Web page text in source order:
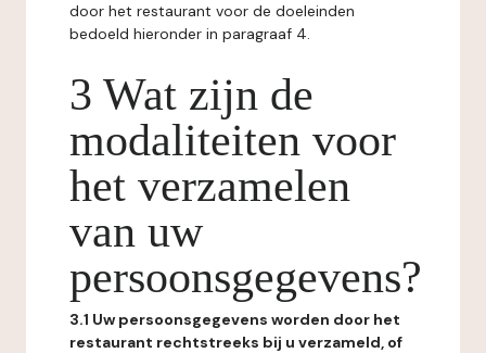
door het restaurant voor de doeleinden
bedoeld hieronder in paragraaf 4.
3 Wat zijn de
modaliteiten voor
het verzamelen
van uw
persoonsgegevens?
3.1 Uw persoonsgegevens worden door het
restaurant rechtstreeks bij u verzameld, of